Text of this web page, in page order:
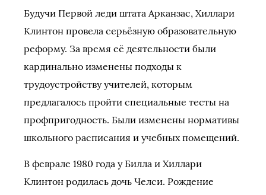
Будучи Первой леди штата Арканзас, Хиллари
Клинтон провела серьёзную образовательную
реформу. За время её деятельности были
кардинально изменены подходы к
трудоустройству учителей, которым
предлагалось пройти специальные тесты на
профпригодность. Были изменены нормативы
школьного расписания и учебных помещений.
В феврале 1980 года у Билла и Хиллари
Клинтон родилась дочь Челси. Рождение